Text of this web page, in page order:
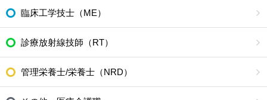
臨床工学技士（ME）
診療放射線技師（RT）
管理栄養士/栄養士（NRD）